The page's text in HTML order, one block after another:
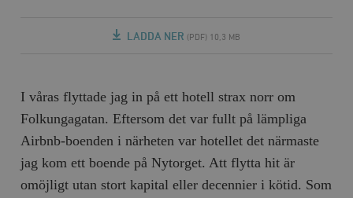
LADDA NER (PDF) 10,3 MB
I våras flyttade jag in på ett hotell strax norr om
Folkungagatan. Eftersom det var fullt på lämpliga
Airbnb-boenden i närheten var hotellet det närmaste
jag kom ett boende på Nytorget. Att flytta hit är
omöjligt utan stort kapital eller decennier i kötid. Som